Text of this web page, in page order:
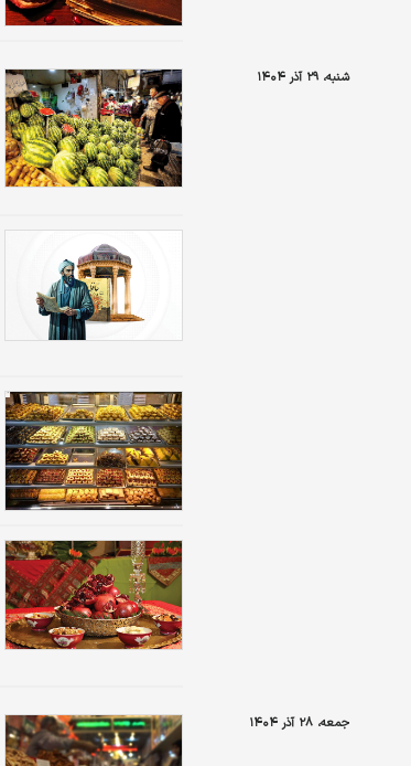
شنبه، ۲۹ آذر ۱۴۰۴
جمعه، ۲۸ آذر ۱۴۰۴